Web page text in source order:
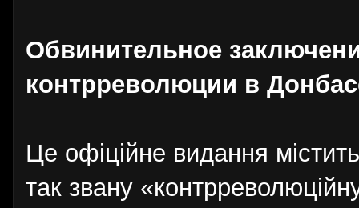
Обвинительное
контрреволюции в
Це офіційне видання
так звану